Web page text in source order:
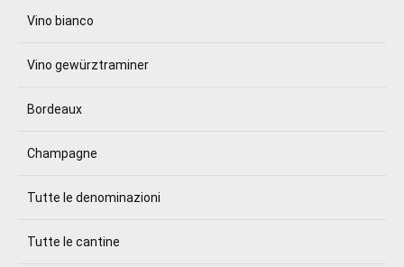
Vino bianco
Vino gewürztraminer
Bordeaux
Champagne
Tutte le denominazioni
Tutte le cantine